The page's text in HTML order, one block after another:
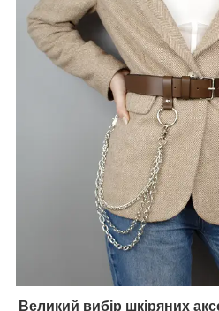
Великий вибір шкіряних